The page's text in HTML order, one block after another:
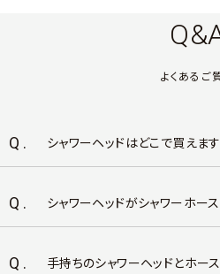
よくあるご
Q. シャワーヘッドはどこで買えます
Q. シャワーヘッドがシャワーホー
Q. 手持ちのシャワーヘッドとホー